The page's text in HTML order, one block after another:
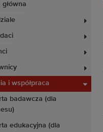
główna
i współpraca
badawcza (dla
edukacyjna (dla